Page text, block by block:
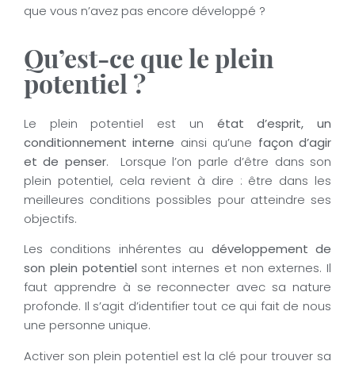
que vous n’avez pas encore développé ?
Qu’est-ce que le plein
potentiel ?
Le plein potentiel est un état d’esprit, un
conditionnement interne ainsi qu’une façon d’agir
et de penser. Lorsque l’on parle d’être dans son
plein potentiel, cela revient à dire : être dans les
meilleures conditions possibles pour atteindre ses
objectifs.
Les conditions inhérentes au développement de
son plein potentiel sont internes et non externes. Il
faut apprendre à se reconnecter avec sa nature
profonde. Il s’agit d’identifier tout ce qui fait de nous
une personne unique.
Activer son plein potentiel est la clé pour trouver sa